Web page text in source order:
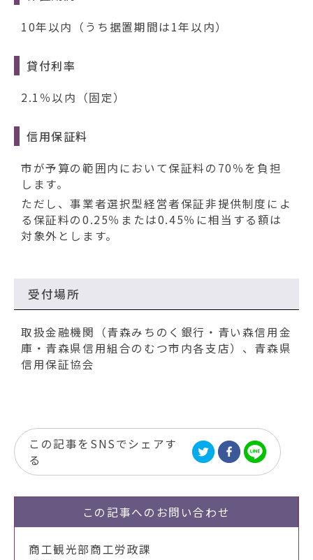
10年以内（うち据置期間は1年以内）
貸付利率
2.1％以内（固定）
信用保証料
市が予算の範囲内において保証料の70％を負担
します。
ただし、事業者選択型経営者保証非提供制度によ
る保証料の0.25％または0.45％に相当する額は
対象外とします。
受付場所
取扱金融機関（青森みちのく銀行・青い森信用金
庫・青森県信用組合のむつ市内各支店）、青森県
信用保証協会
この記事をSNSでシェアす
る
この記事への お問い合わせ
商工観光部商工労政課